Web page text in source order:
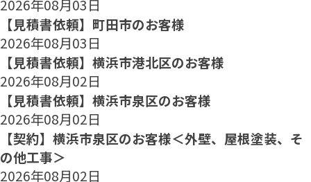
2026年08月03日
【見積書依頼】町田市のお客様
2026年08月03日
【見積書依頼】横浜市港北区のお客様
2026年08月02日
【見積書依頼】横浜市泉区のお客様
2026年08月02日
【契約】横浜市泉区のお客様＜外壁、屋根塗装、そ
の他工事＞
2026年08月02日